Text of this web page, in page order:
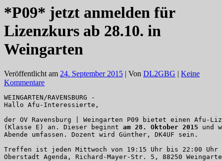
*P09* jetzt anmelden für
Lizenzkurs ab 28.10. in
Weingarten
Veröffentlicht am 24. September 2015 | Von DL2GBG | Keine
Kommentare
WEINGARTEN/RAVENSBURG -
Hallo Afu-Interessierte,
der OV Ravensburg | Weingarten P09 bietet einen Afu-
(Klasse E) an. Dieser beginnt am 28. Oktober 2015 und
Abende umfassen. Dozent wird Günther, DK4UF sein.
Treffen ist jeden Mittwoch von 19:15 Uhr bis 22:00
Oberstadt Agenda, Richard-Mayer-Str. 5, 88250